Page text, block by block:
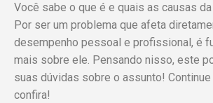
Você sabe o que é e quais as causas
Por ser um problema que afeta
desempenho pessoal e profissional, é
mais sobre ele. Pensando nisso, este
suas dúvidas sobre o assunto! Continue
confira!